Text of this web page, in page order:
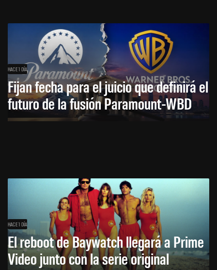
HACE 1 DÍA
Fijan fecha para el juicio que definirá el
futuro de la fusión Paramount-WBD
HACE 1 DÍA
El reboot de Baywatch llegará a Prime
Video junto con la serie original